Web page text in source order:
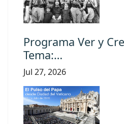
Programa Ver y
Tema:…
Jul 27, 2026